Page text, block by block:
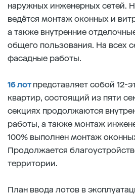
наружных инженерных сетей.
ведётся монтаж оконных и
а также внутренние
общего пользования. На всех
фасадные работы.
16 лот представляет собой 12-
квартир, состоящий из пяти
секциях продолжаются
работы, а также монтаж
100% выполнен монтаж
Продолжается
территории.
План ввода лотов в